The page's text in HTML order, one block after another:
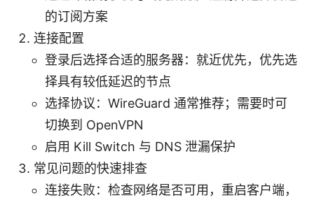
的订阅方案
连接配置
登录后选择合适的服务器：就近优先，优先选
择具有较低延迟的节点
选择协议：WireGuard 通常推荐；需要时可
切换到 OpenVPN
启用 Kill Switch 与 DNS 泄漏保护
常见问题的快速排查
连接失败：检查网络是否可用，重启客户端，